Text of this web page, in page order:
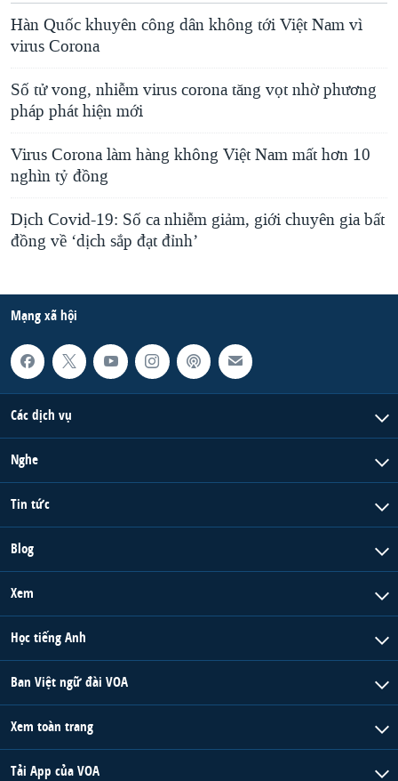
Hàn Quốc khuyên công dân không tới Việt Nam vì
virus Corona
Số tử vong, nhiễm virus corona tăng vọt nhờ phương
pháp phát hiện mới
Virus Corona làm hàng không Việt Nam mất hơn 10
nghìn tỷ đồng
Dịch Covid-19: Số ca nhiễm giảm, giới chuyên gia bất
đồng về ‘dịch sắp đạt đỉnh’
Mạng xã hội
Các dịch vụ
Nghe
Tin tức
Blog
Xem
Học tiếng Anh
Ban Việt ngữ đài VOA
Xem toàn trang
Tải App của VOA